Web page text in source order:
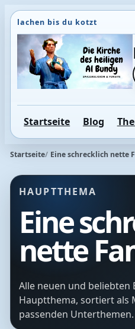
Direkt
zum
Inhalt
wechseln
Startseite Blog
Startseite Eine schrecklich nette
HAUPTTHEMA
Eine
nette
Alle neuen und beliebten
Hauptthema, sortiert als
passenden Unterthemen.